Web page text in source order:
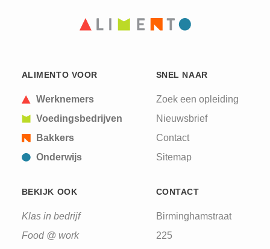
ALIMENTO VOOR
Werknemers
Voedingsbedrijven
Bakkers
Onderwijs
SNEL NAAR
Zoek een opleiding
Nieuwsbrief
Contact
Sitemap
BEKIJK OOK
Klas in bedrijf
Food @ work
CONTACT
Birminghamstraat
225